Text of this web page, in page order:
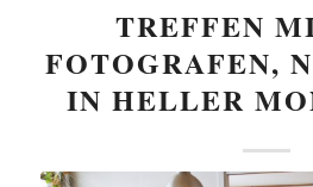
TREFFEN
FOTOGRAFEN,
IN HELLER